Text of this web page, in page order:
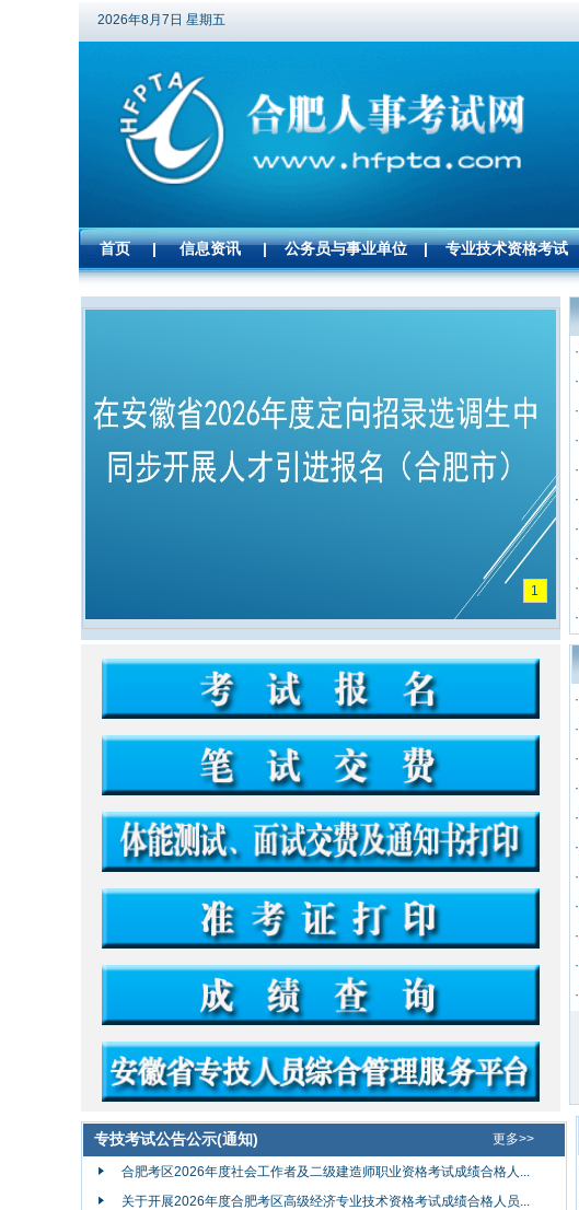
2026年8月7日 星期五
首页 | 信息资讯 | 公务员与事业单位 | 专业技术资格考试
1
·
·
·
·
·
·
·
·
·
·
·
·
·
·
·
·
·
·
·
·
·
专技考试公告公示(通知) 更多>>
合肥考区2026年度社会工作者及二级建造师职业资格考试成绩合格人...
关于开展2026年度合肥考区高级经济专业技术资格考试成绩合格人员...